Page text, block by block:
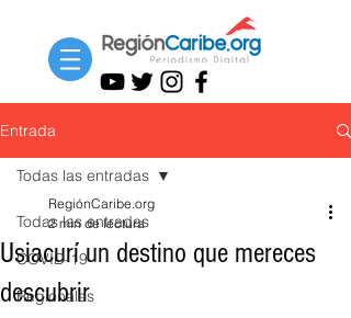
Entrada
Todas las entradas
COVID-19
Regionales
Todas las entradas
Usiacurí un destino que mereces
descubrir
RegiónCaribe.org
2 min de lectura